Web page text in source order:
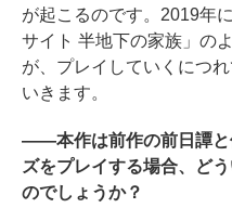
が起こるのです。2019年
サイト 半地下の家族」の
が、プレイしていくにつ
いきます。
――本作は前作の前日譚
ズをプレイする場合、ど
のでしょうか？